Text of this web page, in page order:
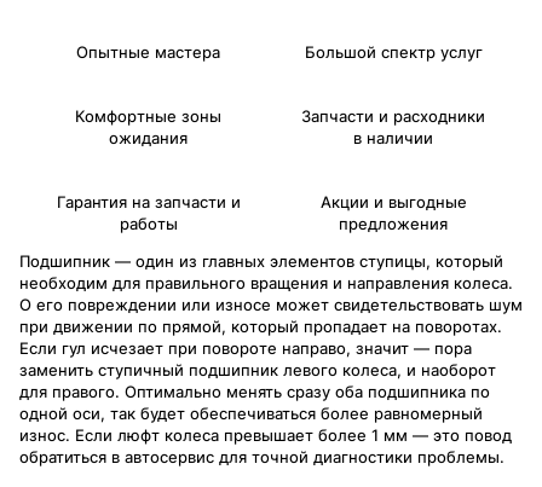
Опытные мастера Большой спектр услуг
Комфортные зоны
ожидания
Запчасти и расходники
в наличии
Гарантия на запчасти и
работы
Акции и выгодные
предложения
Подшипник — один из главных элементов ступицы, который
необходим для правильного вращения и направления колеса.
О его повреждении или износе может свидетельствовать шум
при движении по прямой, который пропадает на поворотах.
Если гул исчезает при повороте направо, значит — пора
заменить ступичный подшипник левого колеса, и наоборот
для правого. Оптимально менять сразу оба подшипника по
одной оси, так будет обеспечиваться более равномерный
износ. Если люфт колеса превышает более 1 мм — это повод
обратиться в автосервис для точной диагностики проблемы.